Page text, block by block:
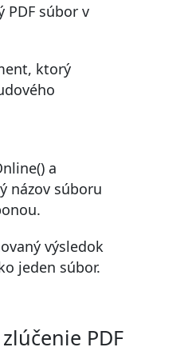
PDF súbor v
ktorý
a
názov súboru
výsledok
jeden súbor.
PDF